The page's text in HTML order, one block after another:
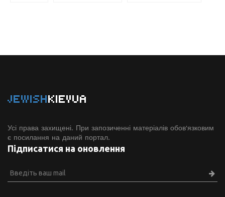
JEWISHKIEVUA
Усі права захищені. При запозиченні матеріалів обов'язковим
є посилання на даний портал.
Підписатися на оновлення